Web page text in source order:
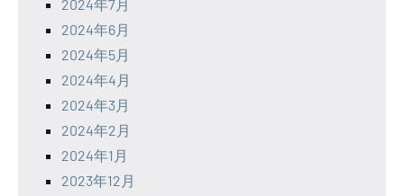
2024年7月
2024年6月
2024年5月
2024年4月
2024年3月
2024年2月
2024年1月
2023年12月